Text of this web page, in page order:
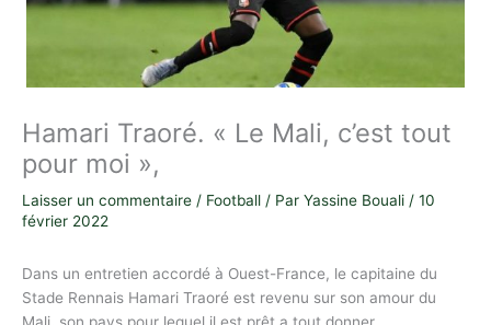
Hamari Traoré. « Le Mali, c’est tout
pour moi »,
Laisser un commentaire / Football / Par Yassine Bouali / 10
février 2022
Dans un entretien accordé à Ouest-France, le capitaine du
Stade Rennais Hamari Traoré est revenu sur son amour du